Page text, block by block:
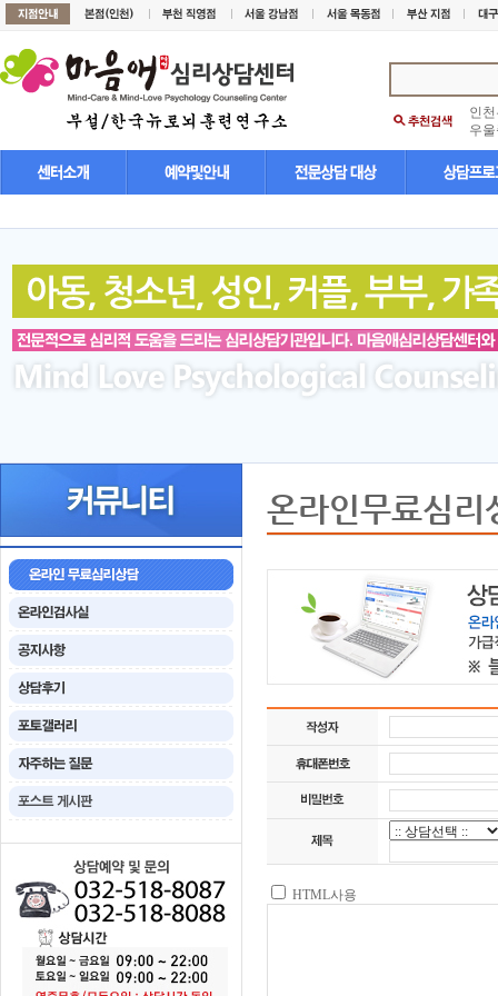
인
우
온라인무료심리
HTML사용